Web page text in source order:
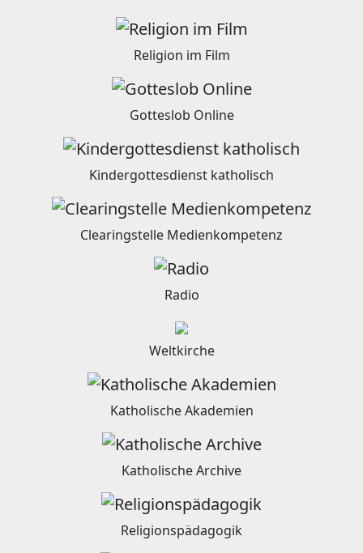
Religion im Film
Gotteslob Online
Kindergottesdienst katholisch
Clearingstelle Medienkompetenz
Radio
Weltkirche
Katholische Akademien
Katholische Archive
Religionspädagogik